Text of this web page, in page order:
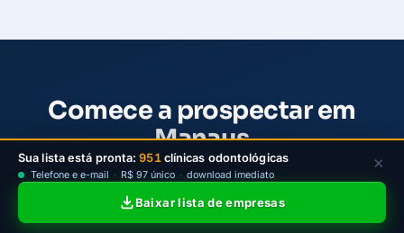
Comece a prospectar em
Manaus
Escolha um plano da LeadJet para filtrar clínicas
odontológicas ativas de Manaus por bairro e porte,
baixar contatos e iniciar a prospecção B2B com
Sua lista está pronta:951clínicas odontológicas
Telefone e e-mail · R$ 97 único · download imediato
Baixar lista de empresas
×